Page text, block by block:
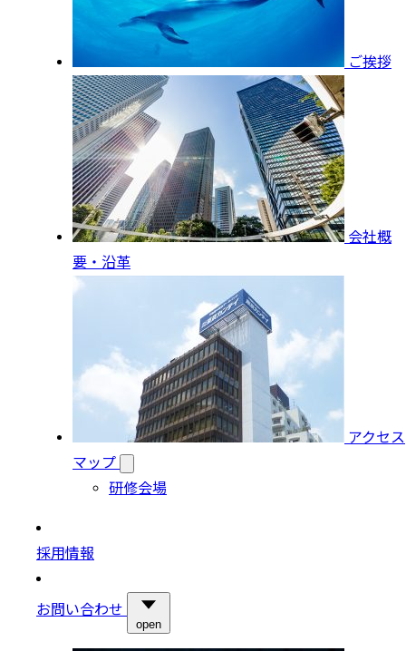
ご挨拶
会社概
要・沿革
アクセス
マップ
研修会場
採用情報
お問い合わせ
open